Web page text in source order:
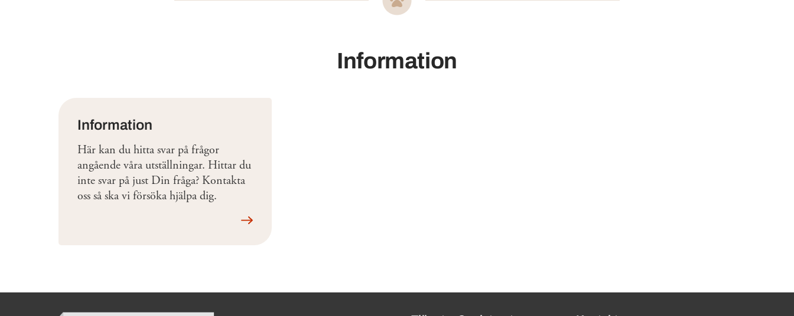
Information
Information
Här kan du hitta svar på frågor
angående våra utställningar. Hittar du
inte svar på just Din fråga? Kontakta
oss så ska vi försöka hjälpa dig.
Läs mer